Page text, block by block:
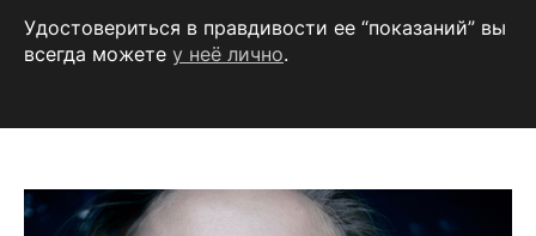
Удостовериться в правдивости ее “показаний” вы
всегда можете у неё лично.